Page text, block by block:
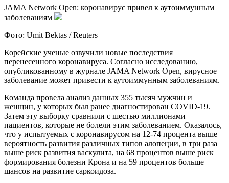
JAMA Network Open: коронавирус привел к аутоиммунным
заболеваниям
Фото: Umit Bektas / Reuters
Корейские ученые озвучили новые последствия
перенесенного коронавируса. Согласно исследованию,
опубликованному в журнале JAMA Network Open, вирусное
заболевание может привести к аутоиммунным заболеваниям.
Команда провела анализ данных 355 тысяч мужчин и
женщин, у которых был ранее диагностирован COVID-19.
Затем эту выборку сравнили с шестью миллионами
пациентов, которые не болели этим заболеванием. Оказалось,
что у испытуемых с коронавирусом на 12-74 процента выше
вероятность развития различных типов алопеции, в три раза
выше риск развития васкулита, на 68 процентов выше риск
формирования болезни Крона и на 59 процентов больше
шансов на развитие саркоидоза.